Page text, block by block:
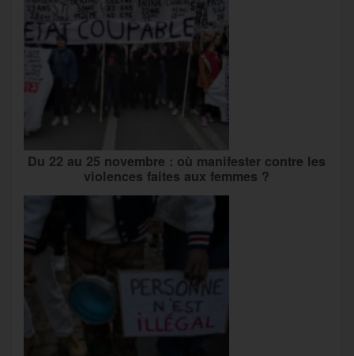
Du 22 au 25 novembre : où manifester contre les
violences faites aux femmes ?